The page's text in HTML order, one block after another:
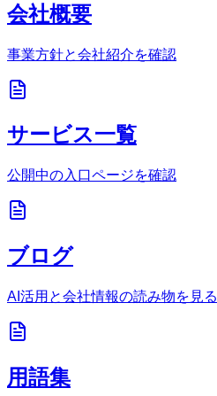
会社概要
事業方針と会社紹介を確認
サービス一覧
公開中の入口ページを確認
ブログ
AI活用と会社情報の読み物を見る
用語集